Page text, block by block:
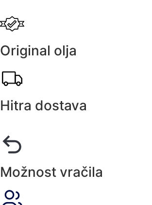
Original olja
Hitra dostava
Možnost vračila